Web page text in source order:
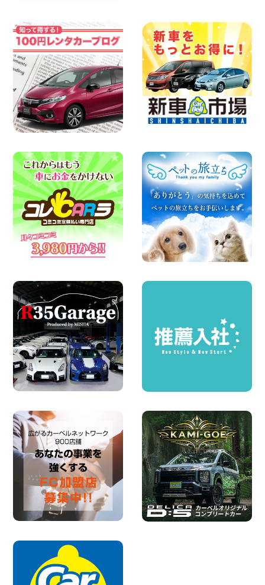
100円レンタカー 中川かの里
2026年08月07日
☆ 夏休みクーポン登場!最大9,500円おト
ク! ☆ 鳥取県 鳥取青谷店
100円レンタカー 鳥取青谷
2026年08月07日
人気のハイエース!! 大阪府 寝屋川太間東
町店
100円レンタカー 寝屋川太間東町
2026年08月07日
夏季休暇のお知らせ 東京都 墨田両国店
100円レンタカー 墨田両国
2026年08月07日
夏季休暇のお知らせ 東京都 墨田文花店
100円レンタカー 墨田文花
2026年08月07日
お盆も休まず営業します! 神奈川県 横浜
旭南本宿町店
100円レンタカー 横浜旭南本宿町
2026年08月07日
坂出川津店
【カーシェアのレンタカーが2台になりま
した!】 岐阜県 各務原那加店
100円レンタカー 各務原那加
2026年08月06日